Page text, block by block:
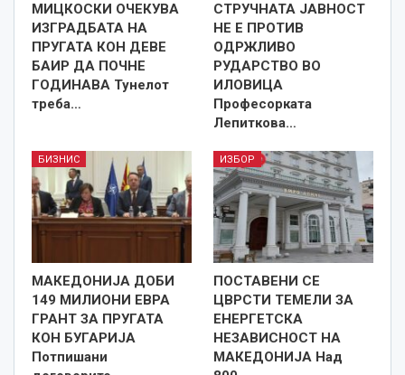
МИЦКОСКИ ОЧЕКУВА
ИЗГРАДБАТА НА
ПРУГАТА КОН ДЕВЕ
БАИР ДА ПОЧНЕ
ГОДИНАВА Тунелот
треба…
СТРУЧНАТА ЈАВНОСТ
НЕ Е ПРОТИВ
ОДРЖЛИВО
РУДАРСТВО ВО
ИЛОВИЦА
Професорката
Лепиткова…
БИЗНИС
МАКЕДОНИЈА ДОБИ
149 МИЛИОНИ ЕВРА
ГРАНТ ЗА ПРУГАТА
КОН БУГАРИЈА
Потпишани
ИЗБОР
ПОСТАВЕНИ СЕ
ЦВРСТИ ТЕМЕЛИ ЗА
ЕНЕРГЕТСКА
НЕЗАВИСНОСТ НА
МАКЕДОНИЈА Над